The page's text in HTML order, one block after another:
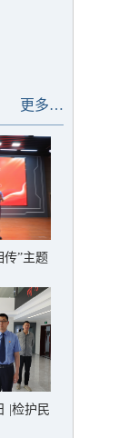
更多…
传”主题
|检护民